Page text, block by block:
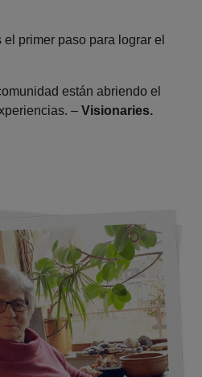
primer paso para lograr el
están abriendo el
– Visionaries.